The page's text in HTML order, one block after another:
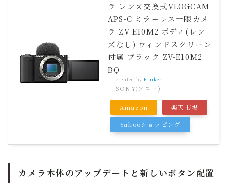
ラ レンズ交換式VLOGCAM
APS-C ミラーレス一眼カメ
ラ ZV-E10M2 ボディ(レン
ズなし) ウィンドスクリーン
付属 ブラック ZV-E10M2
BQ
created byRinker
SONY(ソニー)
Amazon 楽天市場
Yahooショッピング
カメラ本体のアップデートと新しいボタン配置